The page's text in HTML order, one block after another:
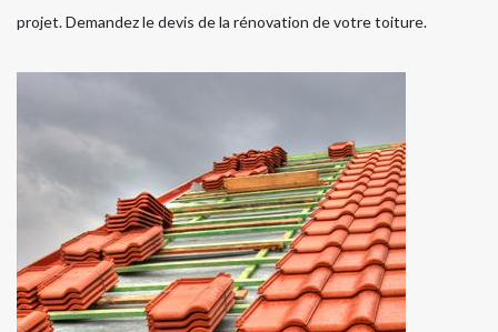
projet. Demandez le devis de la rénovation de votre toiture.